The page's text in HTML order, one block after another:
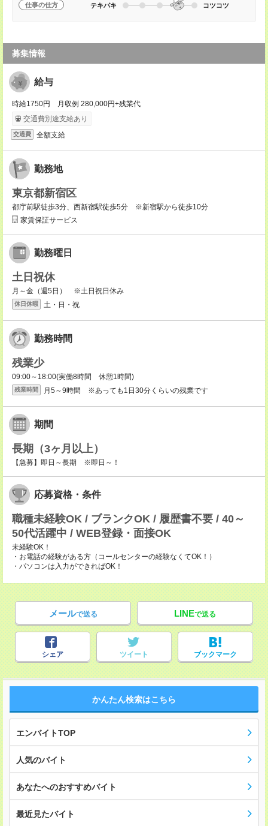
仕事の仕方 テキパキ コツコツ
募集情報
給与
時給1750円 月収例 280,000円+残業代
交通費別途支給あり
交通費 全額支給
勤務地
東京都新宿区
都庁前駅徒歩3分、西新宿駅徒歩5分 ※新宿駅から徒歩10分
家賃保証サービス
勤務曜日
土日祝休
月～金（週5日） ※土日祝日休み
休日休暇 土・日・祝
勤務時間
残業少
09:00～18:00(実働8時間 休憩1時間)
残業時間 月5～9時間 ※あっても1日30分くらいの残業です
期間
長期（3ヶ月以上）
【急募】即日～長期 ※即日～！
応募資格・条件
職種未経験OK / ブランクOK / 履歴書不要 / 40～
50代活躍中 / WEB登録・面接OK
未経験OK！
・お電話の経験がある方（コールセンターの経験なくてOK！）
・パソコンは入力ができればOK！
メールで送る LINEで送る
シェア ツイート ブックマーク
かんたん検索はこちら
エンバイトTOP
人気のバイト
あなたへのおすすめバイト
最近見たバイト